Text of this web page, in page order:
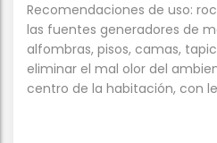
Recomendaciones de uso:
las fuentes generadores de
alfombras, pisos, camas,
eliminar el mal olor del
centro de la habitación, con